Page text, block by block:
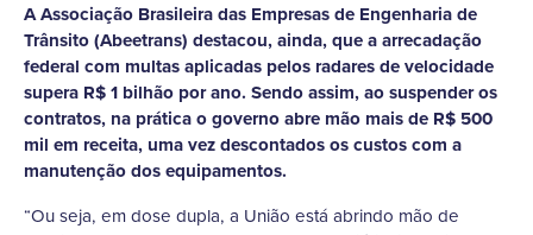
A Associação Brasileira das Empresas de Engenharia de
Trânsito (Abeetrans) destacou, ainda, que a arrecadação
federal com multas aplicadas pelos radares de velocidade
supera R$ 1 bilhão por ano. Sendo assim, ao suspender os
contratos, na prática o governo abre mão mais de R$ 500
mil em receita, uma vez descontados os custos com a
manutenção dos equipamentos.
“Ou seja, em dose dupla, a União está abrindo mão de